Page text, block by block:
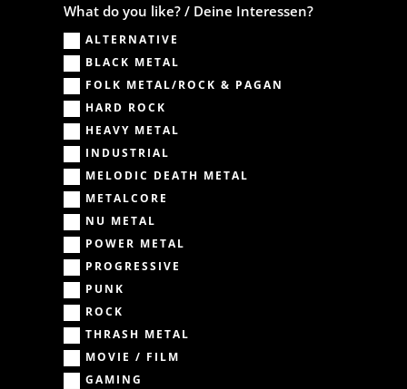
What do you like? / Deine Interessen?
ALTERNATIVE
BLACK METAL
FOLK METAL/ROCK & PAGAN
HARD ROCK
HEAVY METAL
INDUSTRIAL
MELODIC DEATH METAL
METALCORE
NU METAL
POWER METAL
PROGRESSIVE
PUNK
ROCK
THRASH METAL
MOVIE / FILM
GAMING